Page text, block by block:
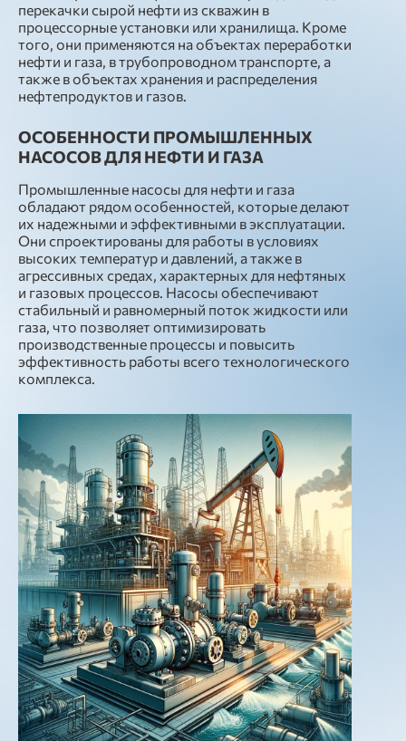
перекачки сырой нефти из скважин в
процессорные установки или хранилища. Кроме
того, они применяются на объектах переработки
нефти и газа, в трубопроводном транспорте, а
также в объектах хранения и распределения
нефтепродуктов и газов.
ОСОБЕННОСТИ ПРОМЫШЛЕННЫХ
НАСОСОВ ДЛЯ НЕФТИ И ГАЗА
Промышленные насосы для нефти и газа
обладают рядом особенностей, которые делают
их надежными и эффективными в эксплуатации.
Они спроектированы для работы в условиях
высоких температур и давлений, а также в
агрессивных средах, характерных для нефтяных
и газовых процессов. Насосы обеспечивают
стабильный и равномерный поток жидкости или
газа, что позволяет оптимизировать
производственные процессы и повысить
эффективность работы всего технологического
комплекса.